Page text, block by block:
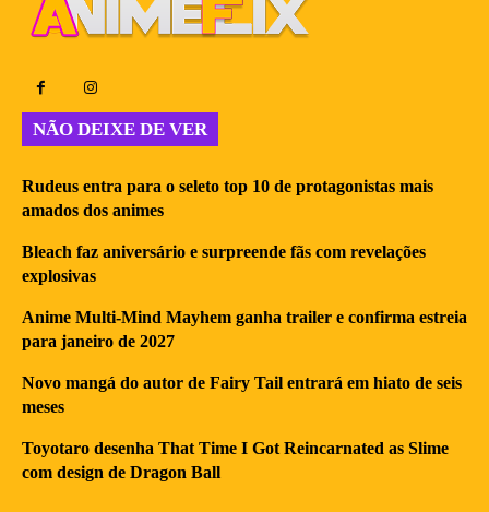
NÃO DEIXE DE VER
Rudeus entra para o seleto top 10 de protagonistas mais
amados dos animes
Bleach faz aniversário e surpreende fãs com revelações
explosivas
Anime Multi-Mind Mayhem ganha trailer e confirma estreia
para janeiro de 2027
Novo mangá do autor de Fairy Tail entrará em hiato de seis
meses
Toyotaro desenha That Time I Got Reincarnated as Slime
com design de Dragon Ball